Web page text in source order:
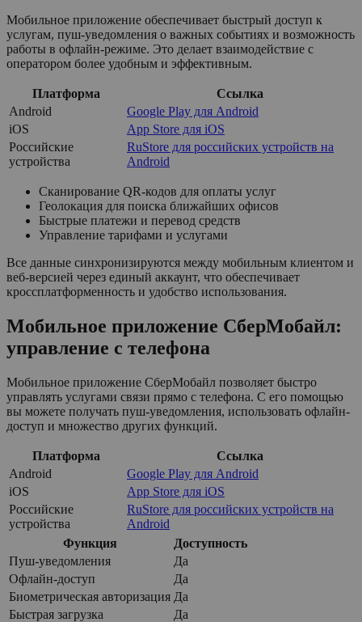
Мобильное приложение обеспечивает быстрый доступ к
услугам, пуш-уведомления о важных событиях и возможность
работы в офлайн-режиме. Это делает взаимодействие с
оператором более удобным и эффективным.
Платформа
Ссылка
Android
Google Play для Android
iOS
App Store для iOS
Российские
устройства
RuStore для российских устройств на
Android
Сканирование QR-кодов для оплаты услуг
Геолокация для поиска ближайших офисов
Быстрые платежи и перевод средств
Управление тарифами и услугами
Все данные синхронизируются между мобильным клиентом и
веб-версией через единый аккаунт, что обеспечивает
кроссплатформенность и удобство использования.
Мобильное приложение СберМобайл:
управление с телефона
Мобильное приложение СберМобайл позволяет быстро
управлять услугами связи прямо с телефона. С его помощью
вы можете получать пуш-уведомления, использовать офлайн-
доступ и множество других функций.
Платформа
Ссылка
Android
Google Play для Android
iOS
App Store для iOS
Российские
устройства
RuStore для российских устройств на
Android
Функция
Доступность
Пуш-уведомления
Да
Офлайн-доступ
Да
Биометрическая авторизация Да
Быстрая загрузка
Да